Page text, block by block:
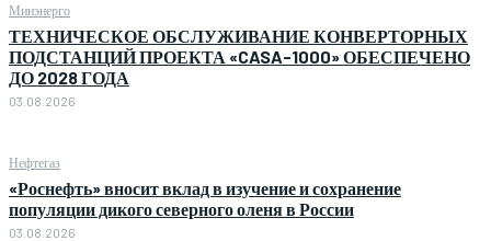
Минэнерго
ТЕХНИЧЕСКОЕ ОБСЛУЖИВАНИЕ КОНВЕРТОРНЫХ
ПОДСТАНЦИЙ ПРОЕКТА «CASA-1000» ОБЕСПЕЧЕНО
ДО 2028 ГОДА
03.08.2026
Нефтегаз
«Роснефть» вносит вклад в изучение и сохранение
популяции дикого северного оленя в России
03.08.2026